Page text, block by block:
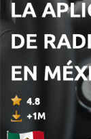
07 ago. 2026
3872
L'amour
Armand
3871 - L'amour